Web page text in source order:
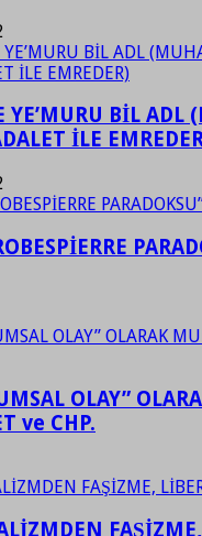
YE’MURU BİL ADL
İLE
OLAY”
ve CHP.